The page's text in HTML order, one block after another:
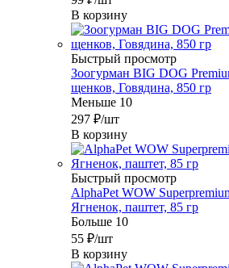
В корзину
Быстрый просмотр
Зоогурман BIG DOG
щенков, Говядина, 850 гр
Меньше 10
297 ₽/шт
В корзину
Быстрый просмотр
AlphaPet WOW
Ягненок, паштет, 85 гр
Больше 10
55 ₽/шт
В корзину